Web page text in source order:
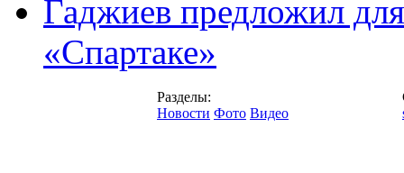
Гаджиев предложил
«Спартаке»
Разделы:
Новости Фото Видео